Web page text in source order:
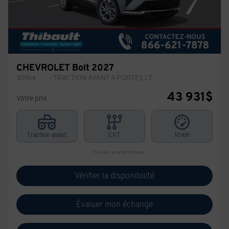
CHEVROLET Bolt 2027
V0164 – TRACTION AVANT 4 PORTES LT
Votre prix 43 931$
Traction avant CVT 10 km
Plus de caractéristiques
Vérifier la disponibilité
Évaluer mon échange